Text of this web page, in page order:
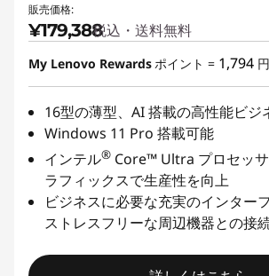
販売価格:
¥179,388税込・送料無料
My Lenovo Rewards ポイント = 1,794
16型の薄型、AI 搭載の高性能ビジ
Windows 11 Pro 搭載可能
インテル® Core™ Ultra プロセッ
ラフィックスで生産性を向上
ビジネスに必要な充実のインター
ストレスフリーな周辺機器との接